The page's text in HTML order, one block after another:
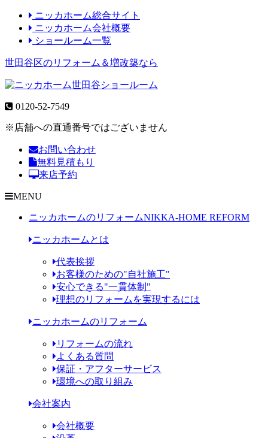
ニッカホーム総合サイト
ニッカホーム会社概要
ショールーム一覧
世田谷区のリフォーム＆増改築なら
0120-52-7549
※店舗への直通番号ではございません
お問い合わせ
無料見積もり
来店予約
MENU
ニッカホームのリフォームNIKKA-HOME REFORM
ニッカホームとは
代表挨拶
お客様のための"自社施工"
安心できる"一貫体制"
理想のリフォームを実現するには
ニッカホームのリフォーム
リフォームの流れ
よくある質問
保証・アフターサービス
環境への取り組み
会社案内
会社概要